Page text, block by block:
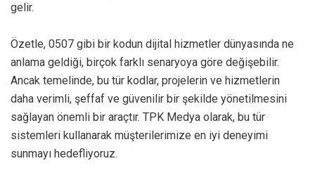
gelir.
Özetle, 0507 gibi bir kodun dijital hizmetler dünyasında ne
anlama geldiği, birçok farklı senaryoya göre değişebilir.
Ancak temelinde, bu tür kodlar, projelerin ve hizmetlerin
daha verimli, şeffaf ve güvenilir bir şekilde yönetilmesini
sağlayan önemli bir araçtır. TPK Medya olarak, bu tür
sistemleri kullanarak müşterilerimize en iyi deneyimi
sunmayı hedefliyoruz.